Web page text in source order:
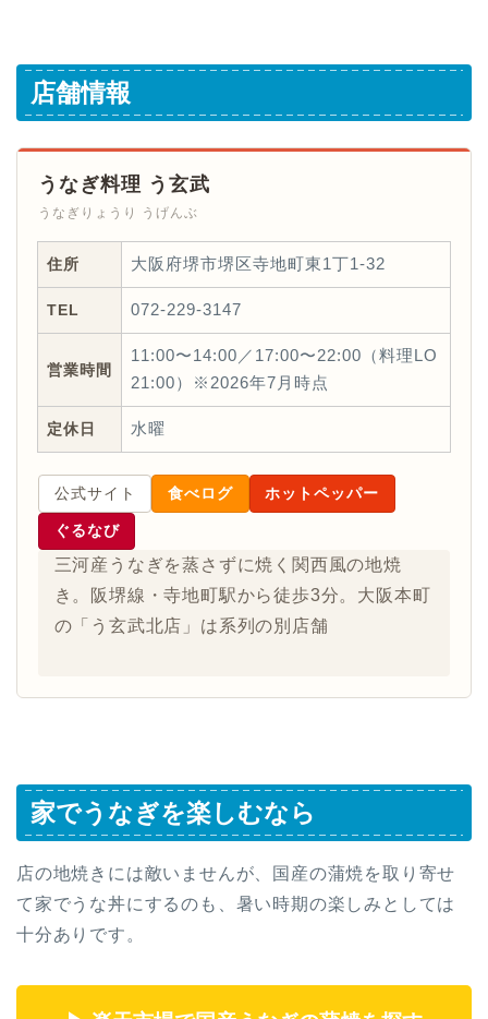
店舗情報
うなぎ料理 う玄武
うなぎりょうり うげんぶ
住所 大阪府堺市堺区寺地町東1丁1-32
TEL 072-229-3147
営業時間
11:00〜14:00／17:00〜22:00（料理LO
21:00）※2026年7月時点
定休日 水曜
公式サイト 食べログ ホットペッパー
ぐるなび
三河産うなぎを蒸さずに焼く関西風の地焼
き。阪堺線・寺地町駅から徒歩3分。大阪本町
の「う玄武北店」は系列の別店舗
家でうなぎを楽しむなら
店の地焼きには敵いませんが、国産の蒲焼を取り寄せ
て家でうな丼にするのも、暑い時期の楽しみとしては
十分ありです。